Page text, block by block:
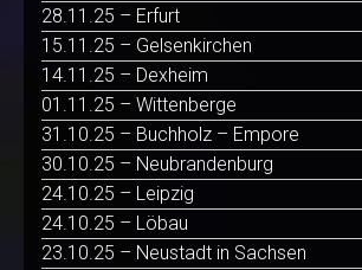
28.11.25 – Erfurt
15.11.25 – Gelsenkirchen
14.11.25 – Dexheim
01.11.25 – Wittenberge
31.10.25 – Buchholz – Empore
30.10.25 – Neubrandenburg
24.10.25 – Leipzig
24.10.25 – Löbau
23.10.25 – Neustadt in Sachsen